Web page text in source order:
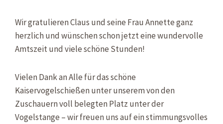
Wir gratulieren Claus und seine Frau Annette ganz
herzlich und wünschen schon jetzt eine wundervolle
Amtszeit und viele schöne Stunden!
Vielen Dank an Alle für das schöne
Kaiservogelschießen unter unserem von den
Zuschauern voll belegten Platz unter der
Vogelstange – wir freuen uns auf ein stimmungsvolles